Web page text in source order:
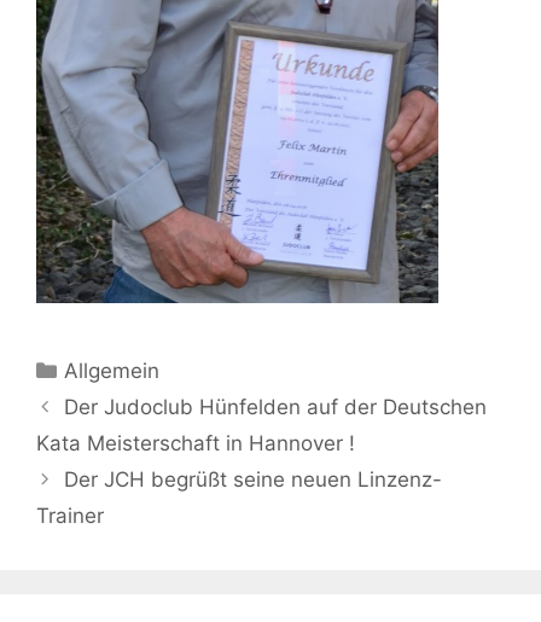
Kategorien
Allgemein
Beitrags-
Navigation
Der Judoclub Hünfelden auf der Deutschen
Kata Meisterschaft in Hannover !
Der JCH begrüßt seine neuen Linzenz-
Trainer